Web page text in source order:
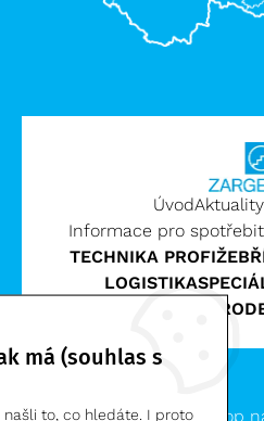
TECHNIKA PROFI
LOGISTIKA
ÚvodAktuality
Informace pro
Clevero.Chytrý eshop
má (souhlas s
to, co hledáte. I proto